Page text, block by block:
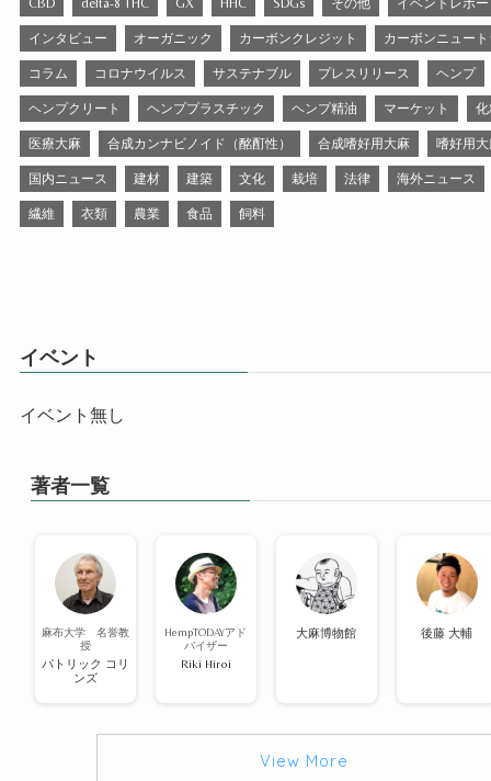
CBD delta-8 THC GX HHC SDGs その他 イベントレポ
インタビュー オーガニック カーボンクレジット カーボンニュー
コラム コロナウイルス サステナブル プレスリリース ヘンプ
ヘンプクリート ヘンププラスチック ヘンプ精油 マーケット
医療大麻 合成カンナビノイド（酩酊性） 合成嗜好用大麻 嗜好用
国内ニュース 建材 建築 文化 栽培 法律 海外ニュース
繊維 衣類 農業 食品 飼料
イベント
イベント無し
著者一覧
麻布大学 名誉教
授
パトリック コリ
ンズ
HempTODAYアド
バイザー
Riki Hiroi
大麻博物館 後藤 大輔
View More